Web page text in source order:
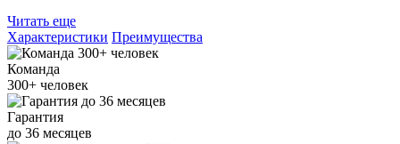
Читать еще
Характеристики Преимущества
Команда
300+ человек
Гарантия
до 36 месяцев